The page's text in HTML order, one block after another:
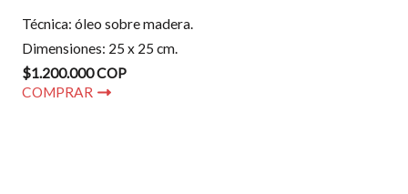
Técnica: óleo sobre madera.
Dimensiones: 25 x 25 cm.
$1.200.000 COP
COMPRAR